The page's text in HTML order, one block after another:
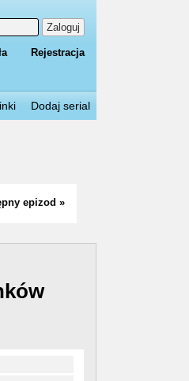
Zaloguj
Rejestracja
Dodaj serial
epizod »